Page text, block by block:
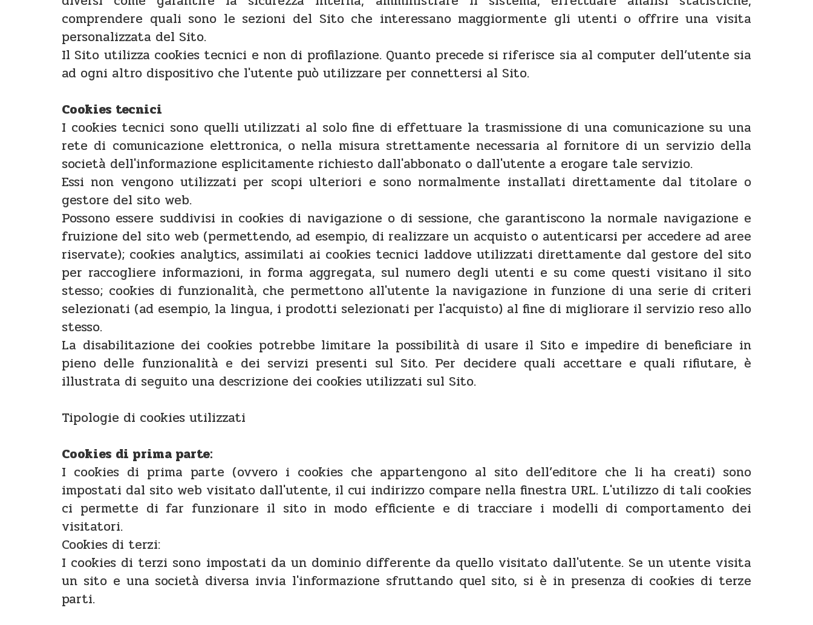
comprendere quali sono le sezioni del Sito che interessano maggiormente gli utenti o offrire una visita
personalizzata del Sito.
Il Sito utilizza cookies tecnici e non di profilazione. Quanto precede si riferisce sia al computer dell’utente sia
ad ogni altro dispositivo che l'utente può utilizzare per connettersi al Sito.
Cookies tecnici
I cookies tecnici sono quelli utilizzati al solo fine di effettuare la trasmissione di una comunicazione su una
rete di comunicazione elettronica, o nella misura strettamente necessaria al fornitore di un servizio della
società dell'informazione esplicitamente richiesto dall'abbonato o dall'utente a erogare tale servizio.
Essi non vengono utilizzati per scopi ulteriori e sono normalmente installati direttamente dal titolare o
gestore del sito web.
Possono essere suddivisi in cookies di navigazione o di sessione, che garantiscono la normale navigazione e
fruizione del sito web (permettendo, ad esempio, di realizzare un acquisto o autenticarsi per accedere ad aree
riservate); cookies analytics, assimilati ai cookies tecnici laddove utilizzati direttamente dal gestore del sito
per raccogliere informazioni, in forma aggregata, sul numero degli utenti e su come questi visitano il sito
stesso; cookies di funzionalità, che permettono all'utente la navigazione in funzione di una serie di criteri
selezionati (ad esempio, la lingua, i prodotti selezionati per l'acquisto) al fine di migliorare il servizio reso allo
stesso.
La disabilitazione dei cookies potrebbe limitare la possibilità di usare il Sito e impedire di beneficiare in
pieno delle funzionalità e dei servizi presenti sul Sito. Per decidere quali accettare e quali rifiutare, è
illustrata di seguito una descrizione dei cookies utilizzati sul Sito.
Tipologie di cookies utilizzati
Cookies di prima parte:
I cookies di prima parte (ovvero i cookies che appartengono al sito dell’editore che li ha creati) sono
impostati dal sito web visitato dall'utente, il cui indirizzo compare nella finestra URL. L'utilizzo di tali cookies
ci permette di far funzionare il sito in modo efficiente e di tracciare i modelli di comportamento dei
visitatori.
Cookies di terzi:
I cookies di terzi sono impostati da un dominio differente da quello visitato dall'utente. Se un utente visita
un sito e una società diversa invia l'informazione sfruttando quel sito, si è in presenza di cookies di terze
parti.